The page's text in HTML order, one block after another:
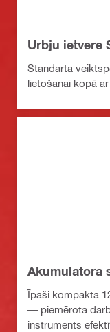
Urbju ietvere
Standarta
lietošanai kopā
Akumulatora
Īpaši kompakta
— piemērota
instruments